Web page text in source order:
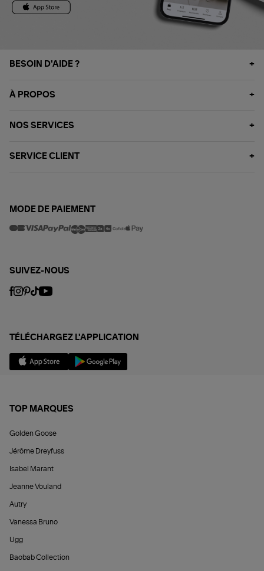
BESOIN D'AIDE ?
À PROPOS
NOS SERVICES
SERVICE CLIENT
MODE DE PAIEMENT
SUIVEZ-NOUS
TÉLÉCHARGEZ L'APPLICATION
TOP MARQUES
Golden Goose
Jérôme Dreyfuss
Isabel Marant
Jeanne Vouland
Autry
Vanessa Bruno
Ugg
Baobab Collection